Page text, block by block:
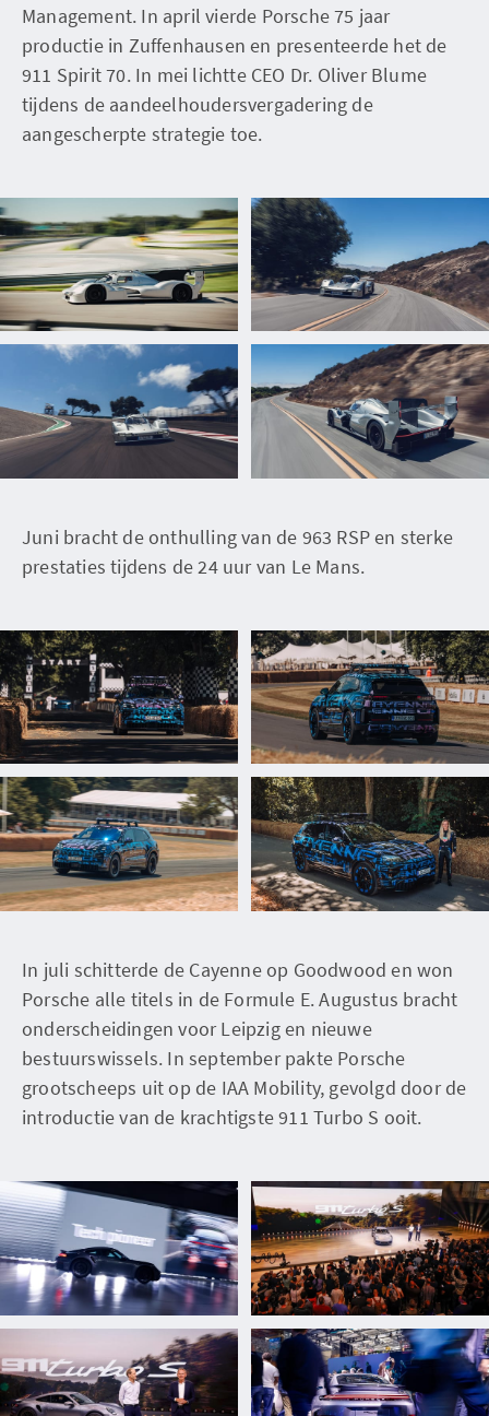
Management. In april vierde Porsche 75 jaar
productie in Zuffenhausen en presenteerde het de
911 Spirit 70. In mei lichtte CEO Dr. Oliver Blume
tijdens de aandeelhoudersvergadering de
aangescherpte strategie toe.
Juni bracht de onthulling van de 963 RSP en sterke
prestaties tijdens de 24 uur van Le Mans.
In juli schitterde de Cayenne op Goodwood en won
Porsche alle titels in de Formule E. Augustus bracht
onderscheidingen voor Leipzig en nieuwe
bestuurswissels. In september pakte Porsche
grootscheeps uit op de IAA Mobility, gevolgd door de
introductie van de krachtigste 911 Turbo S ooit.